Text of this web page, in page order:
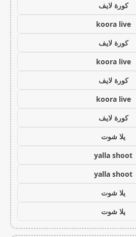
كورة لايف
koora live
كورة لايف
koora live
كورة لايف
koora live
كورة لايف
يلا شوت
yalla shoot
yalla shoot
يلا شوت
يلا شوت